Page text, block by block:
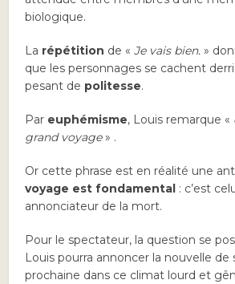
biologique.
La répétition de «Je vais bien. »
que les personnages se cachent
pesant de politesse.
Par euphémisme, Louis remarque «
grand voyage» .
Or cette phrase est en réalité une
voyage est fondamental : c’est
annonciateur de la mort.
Pour le spectateur, la question se
Louis pourra annoncer la nouvelle de
prochaine dans ce climat lourd et